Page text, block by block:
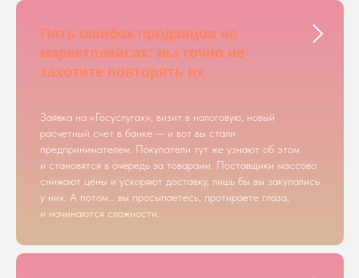
Пять ошибок продавцов на
маркетплейсах: вы точно не
захотите повторять их
Заявка на «Госуслугах», визит в налоговую, новый
расчетный счет в банке — и вот вы стали
предпринимателем. Покупатели тут же узнают об этом
и становятся в очередь за товарами. Поставщики массово
снижают цены и ускоряют доставку, лишь бы вы закупались
у них. А потом… вы просыпаетесь, протираете глаза,
и начинаются сложности.